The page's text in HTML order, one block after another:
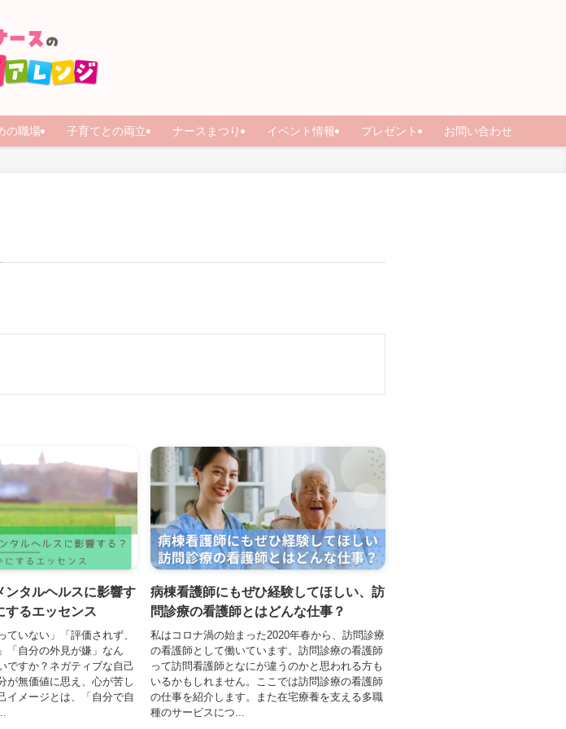
の職場 子育てとの両立 ナースまつり イベント情報 プレゼント お問い合わせ
ンタルヘルスに影響す
するエッセンス
ていない」「評価されず、
「自分の外見が嫌」なん
ですか？ネガティブな自己
が無価値に思え、心が苦し
イメージとは、「自分で自
病棟看護師にもぜひ経験してほしい、訪
問診療の看護師とはどんな仕事？
私はコロナ渦の始まった2020年春から、訪問診療
の看護師として働いています。訪問診療の看護師
って訪問看護師となにが違うのかと思われる方も
いるかもしれません。ここでは訪問診療の看護師
の仕事を紹介します。また在宅療養を支える多職
種のサービスにつ...